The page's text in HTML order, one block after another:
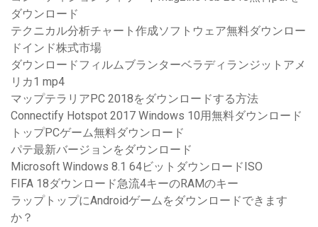
ダウンロード
テクニカル分析チャート作成ソフトウェア無料ダウンロー
ドインド株式市場
ダウンロードフィルムブランターベラディランジットアメ
リカ1 mp4
マップテラリアPC 2018をダウンロードする方法
Connectify Hotspot 2017 Windows 10用無料ダウンロード
トップPCゲーム無料ダウンロード
パテ最新バージョンをダウンロード
Microsoft Windows 8.1 64ビットダウンロードISO
FIFA 18ダウンロード急流4キーのRAMのキー
ラップトップにAndroidゲームをダウンロードできます
か？